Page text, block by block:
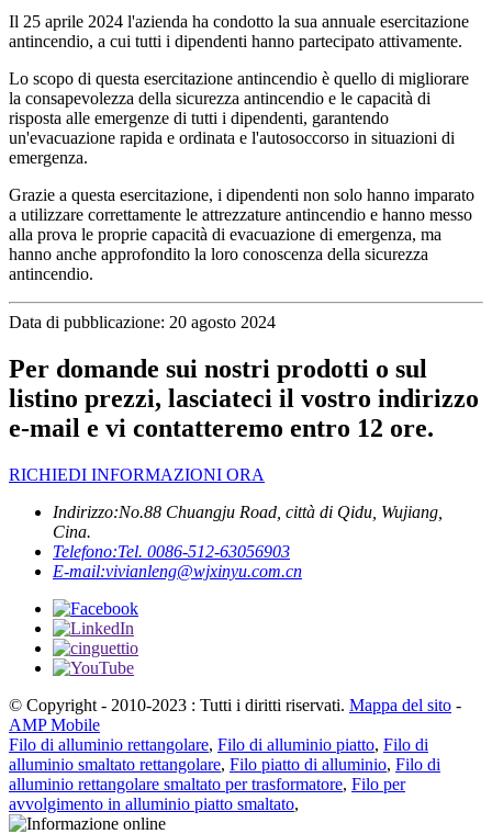
Il 25 aprile 2024 l'azienda ha condotto la sua annuale esercitazione
antincendio, a cui tutti i dipendenti hanno partecipato attivamente.
Lo scopo di questa esercitazione antincendio è quello di migliorare
la consapevolezza della sicurezza antincendio e le capacità di
risposta alle emergenze di tutti i dipendenti, garantendo
un'evacuazione rapida e ordinata e l'autosoccorso in situazioni di
emergenza.
Grazie a questa esercitazione, i dipendenti non solo hanno imparato
a utilizzare correttamente le attrezzature antincendio e hanno messo
alla prova le proprie capacità di evacuazione di emergenza, ma
hanno anche approfondito la loro conoscenza della sicurezza
antincendio.
Data di pubblicazione: 20 agosto 2024
Per domande sui nostri prodotti o sul
listino prezzi, lasciateci il vostro indirizzo
e-mail e vi contatteremo entro 12 ore.
RICHIEDI INFORMAZIONI ORA
Indirizzo:No.88 Chuangju Road, città di Qidu, Wujiang,
Cina.
Telefono:Tel. 0086-512-63056903
E-mail:vivianleng@wjxinyu.com.cn
© Copyright - 2010-2023 : Tutti i diritti riservati. Mappa del sito -
AMP Mobile
Filo di alluminio rettangolare, Filo di alluminio piatto, Filo di
alluminio smaltato rettangolare, Filo piatto di alluminio, Filo di
alluminio rettangolare smaltato per trasformatore, Filo per
avvolgimento in alluminio piatto smaltato,